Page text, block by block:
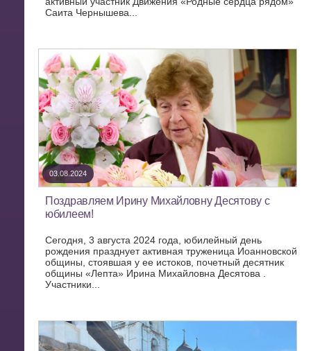
Саита Чернышева...
03.08.2024
Поздравляем Ирину Михайловну Десятову с
юбилеем!
Сегодня, 3 августа 2024 года, юбилейный день
рождения празднует активная труженица Иоанновской
общины, стоявшая у ее истоков, почетный десятник
общины «Лепта» Ирина Михайловна Десятова .
Участники...